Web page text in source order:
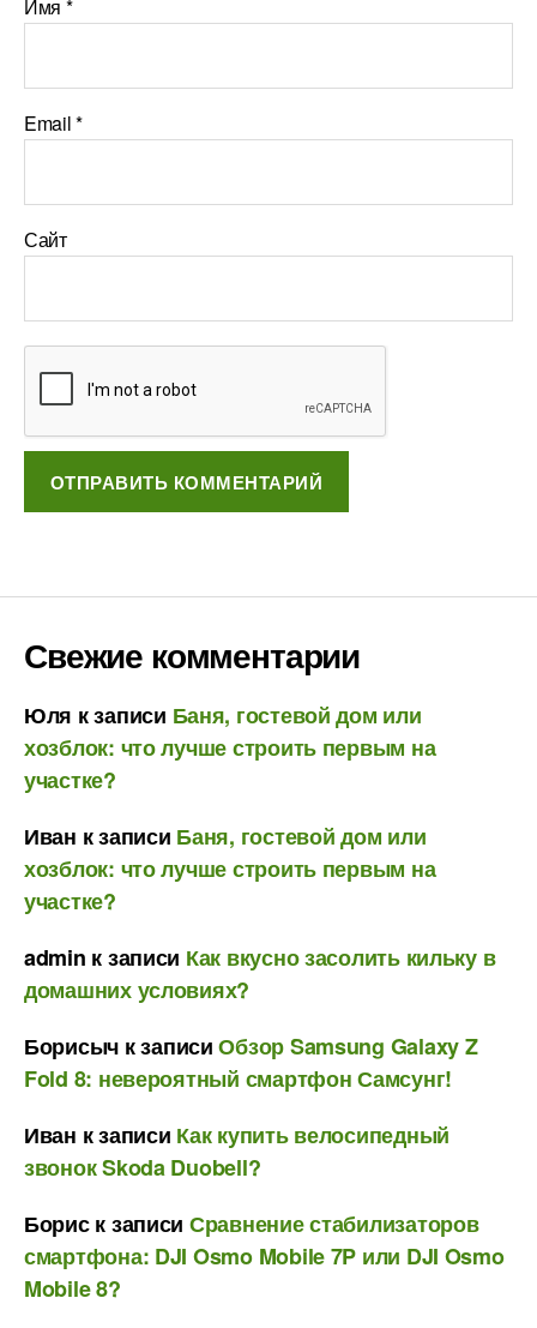
Имя *
Email*
Сайт
Свежие комментарии
Юля к записи Баня, гостевой дом или
хозблок: что лучше строить первым на
участке?
Иван к записи Баня, гостевой дом или
хозблок: что лучше строить первым на
участке?
admin к записи Как вкусно засолить кильку в
домашних условиях?
Борисыч к записиОбзор Samsung Galaxy Z
Fold 8: невероятный смартфон Самсунг!
Иван к записи Как купить велосипедный
звонок Skoda Duobell?
Бориск записи Сравнение стабилизаторов
смартфона: DJI Osmo Mobile 7P или DJI Osmo
Mobile 8?